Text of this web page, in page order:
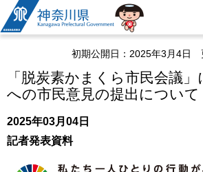
神奈川県
初期公開日：2025年3月4日
「脱炭素かまくら市民会議
への市民意見の提出について
2025年03月04日
記者発表資料